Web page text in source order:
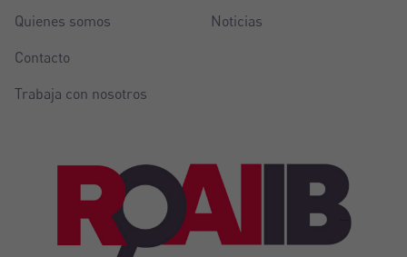
Quienes somos
Contacto
Trabaja con nosotros
Noticias